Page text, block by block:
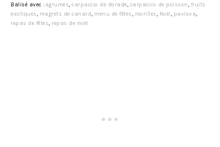
Balisé avec : agrumes,carpaccio de dorade, carpaccio de poisson, fruits
exotiques, magrets de canard, menu de fêtes, morilles, Noël, pavlova,
repas de fêtes, repas de noël